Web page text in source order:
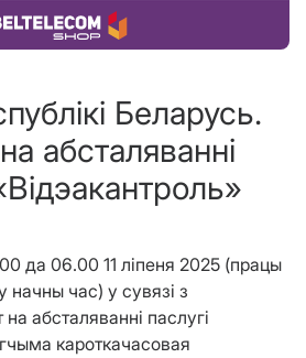
Купіць тавар
Беларусь.
абсталяваннi
да 06.00 11 ліпеня 2025 (працы
начны час) у сувязі з
абсталяванні паслугі
кароткачасовая